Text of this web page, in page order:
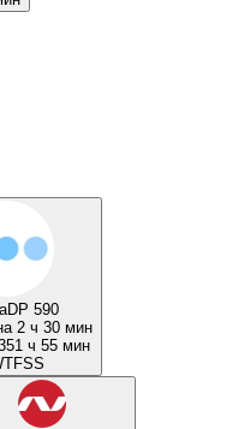
DP 590
2 ч 30 мин
1 ч 55 мин
TFSS